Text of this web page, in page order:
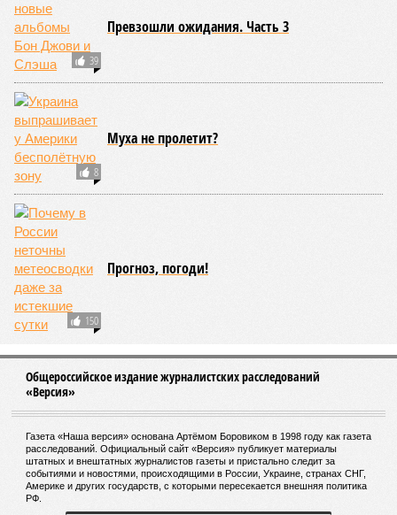
39
Превзошли ожидания. Часть 3
8
Муха не пролетит?
150
Прогноз, погоди!
Общероссийское издание журналистских расследований
«Версия»
Газета «Наша версия» основана Артёмом Боровиком в 1998 году как газета
расследований. Официальный сайт «Версия» публикует материалы
штатных и внештатных журналистов газеты и пристально следит за
событиями и новостями, происходящими в России, Украине, странах СНГ,
Америке и других государств, с которыми пересекается внешняя политика
РФ.